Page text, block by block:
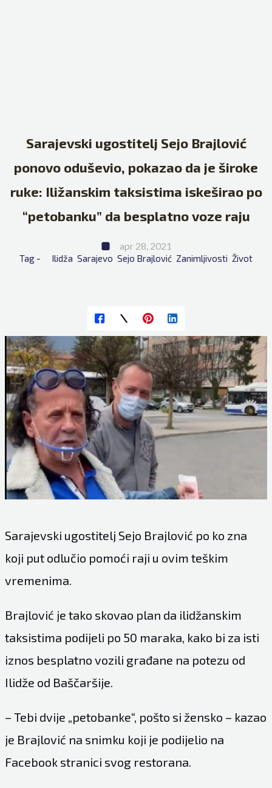
Sarajevski ugostitelj Sejo Brajlović
ponovo oduševio, pokazao da je široke
ruke: Iližanskim taksistima iskeširao po
“petobanku” da besplatno voze raju
apr 28, 2021
Tag - Ilidža Sarajevo Sejo Brajlović Zanimljivosti Život
Sarajevski ugostitelj Sejo Brajlović po ko zna
koji put odlučio pomoći raji u ovim teškim
vremenima.
Brajlović je tako skovao plan da ilidžanskim
taksistima podijeli po 50 maraka, kako bi za isti
iznos besplatno vozili građane na potezu od
Ilidže od Baščaršije.
– Tebi dvije „petobanke“, pošto si žensko – kazao
je Brajlović na snimku koji je podijelio na
Facebookstranici svog restorana.